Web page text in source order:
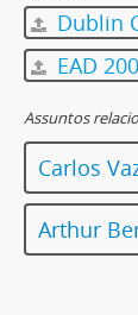
Dublin
EAD
Assuntos
Carlos
Arthur